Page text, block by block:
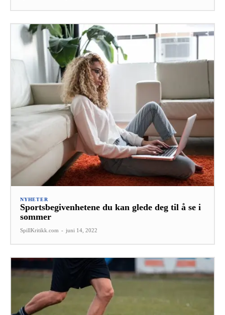
NYHETER
Sportsbegivenhetene du kan glede deg til å se i
sommer
SpillKritikk.com - juni 14, 2022